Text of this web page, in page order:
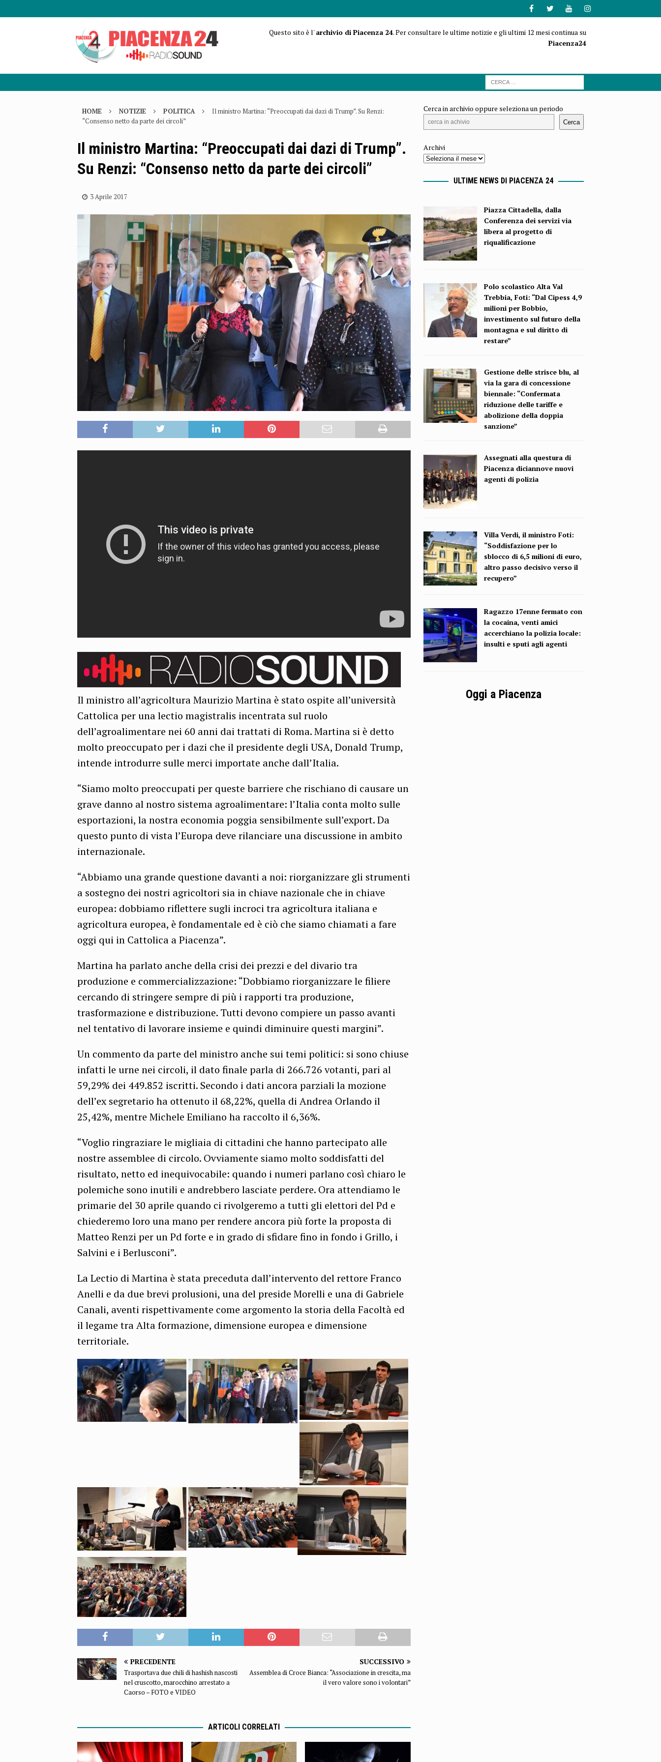
Questo sito è l'archivio di Piacenza 24. Per consultare le ultime notizie e gli ultimi 12 mesi continua su
Piacenza24
HOME NOTIZIE POLITICA
Il ministro Martina: “Preoccupati dai dazi di Trump”. Su Renzi:
“Consenso netto da parte dei circoli”
Il ministro Martina: “Preoccupati dai dazi di Trump”.
Su Renzi: “Consenso netto da parte dei circoli”
3 Aprile 2017
Il ministro all’agricoltura Maurizio Martina è stato ospite all’università
Cattolica per una lectio magistralis incentrata sul ruolo
dell’agroalimentare nei 60 anni dai trattati di Roma. Martina si è detto
molto preoccupato per i dazi che il presidente degli USA, Donald Trump,
intende introdurre sulle merci importate anche dall’Italia.
“Siamo molto preoccupati per queste barriere che rischiano di causare un
grave danno al nostro sistema agroalimentare: l’Italia conta molto sulle
esportazioni, la nostra economia poggia sensibilmente sull’export. Da
questo punto di vista l’Europa deve rilanciare una discussione in ambito
internazionale.
“Abbiamo una grande questione davanti a noi: riorganizzare gli strumenti
a sostegno dei nostri agricoltori sia in chiave nazionale che in chiave
europea: dobbiamo riflettere sugli incroci tra agricoltura italiana e
agricoltura europea, è fondamentale ed è ciò che siamo chiamati a fare
oggi qui in Cattolica a Piacenza”.
Martina ha parlato anche della crisi dei prezzi e del divario tra
produzione e commercializzazione: “Dobbiamo riorganizzare le filiere
cercando di stringere sempre di più i rapporti tra produzione,
trasformazione e distribuzione. Tutti devono compiere un passo avanti
nel tentativo di lavorare insieme e quindi diminuire questi margini”.
Un commento da parte del ministro anche sui temi politici: si sono chiuse
infatti le urne nei circoli, il dato finale parla di 266.726 votanti, pari al
59,29% dei 449.852 iscritti. Secondo i dati ancora parziali la mozione
dell’ex segretario ha ottenuto il 68,22%, quella di Andrea Orlando il
25,42%, mentre Michele Emiliano ha raccolto il 6,36%.
“Voglio ringraziare le migliaia di cittadini che hanno partecipato alle
nostre assemblee di circolo. Ovviamente siamo molto soddisfatti del
risultato, netto ed inequivocabile: quando i numeri parlano così chiaro le
polemiche sono inutili e andrebbero lasciate perdere. Ora attendiamo le
primarie del 30 aprile quando ci rivolgeremo a tutti gli elettori del Pd e
chiederemo loro una mano per rendere ancora più forte la proposta di
Matteo Renzi per un Pd forte e in grado di sfidare fino in fondo i Grillo, i
Salvini e i Berlusconi”.
La Lectio di Martina è stata preceduta dall’intervento del rettore Franco
Anelli e da due brevi prolusioni, una del preside Morelli e una di Gabriele
Canali, aventi rispettivamente come argomento la storia della Facoltà ed
il legame tra Alta formazione, dimensione europea e dimensione
territoriale.
PRECEDENTE
Trasportava due chili di hashish nascosti
nel cruscotto, marocchino arrestato a
Caorso – FOTO e VIDEO
SUCCESSIVO
Assemblea di Croce Bianca: “Associazione in crescita, ma
il vero valore sono i volontari”
ARTICOLI CORRELATI
Cerca in archivio oppure seleziona un periodo
Cerca
Archivi
ULTIME NEWS DI PIACENZA 24
Piazza Cittadella, dalla
Conferenza dei servizi via
libera al progetto di
riqualificazione
Polo scolastico Alta Val
Trebbia, Foti: “Dal Cipess 4,9
milioni per Bobbio,
investimento sul futuro della
montagna e sul diritto di
restare”
Gestione delle strisce blu, al
via la gara di concessione
biennale: “Confermata
riduzione delle tariffe e
abolizione della doppia
sanzione”
Assegnati alla questura di
Piacenza diciannove nuovi
agenti di polizia
Villa Verdi, il ministro Foti:
“Soddisfazione per lo
sblocco di 6,5 milioni di euro,
altro passo decisivo verso il
recupero”
Ragazzo 17enne fermato con
la cocaina, venti amici
accerchiano la polizia locale:
insulti e sputi agli agenti
Oggi a Piacenza